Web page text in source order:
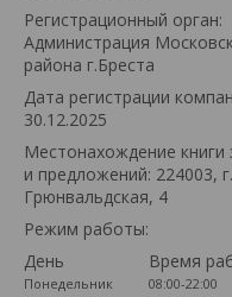
Регистрационный орган:
Администрация
района г.Бреста
Дата регистрации
30.12.2025
Местонахождение книги
и предложений: 224003,
Грюнвальдская, 4
Режим работы:
День
Время
Понедельник
08:00-22:00